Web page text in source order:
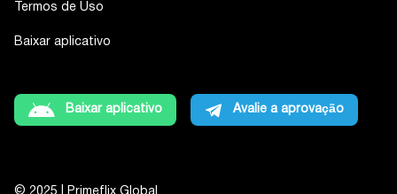
Termos de Uso
Baixar aplicativo
Baixar aplicativo Avalie a aprovação
© 2025 | Primeflix Global